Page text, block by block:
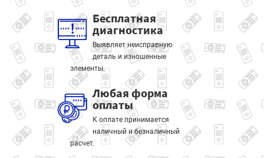
Бесплатная
диагностика
Выявляет неисправную
деталь и изношенные
элементы.
Любая форма
оплаты
К оплате принимается
наличный и безналичный
расчет.